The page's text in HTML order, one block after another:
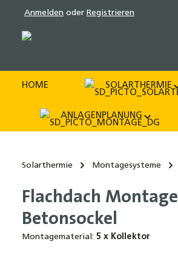
Zur Hauptnavigation
Anmelden oder Registrieren
HOME SOLARTHERMIE
ANLAGENPLANUNG
Solarthermie Montagesysteme
Flachdach
Betonsockel
Montagematerial: 5 x Kollektor